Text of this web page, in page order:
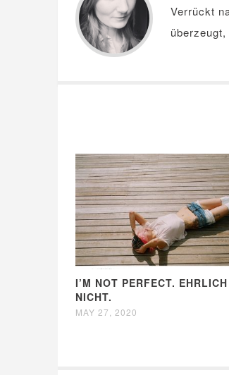
Verrückt
I’M NOT PERFECT. EHRLICH
NICHT.
MAY 27, 2020